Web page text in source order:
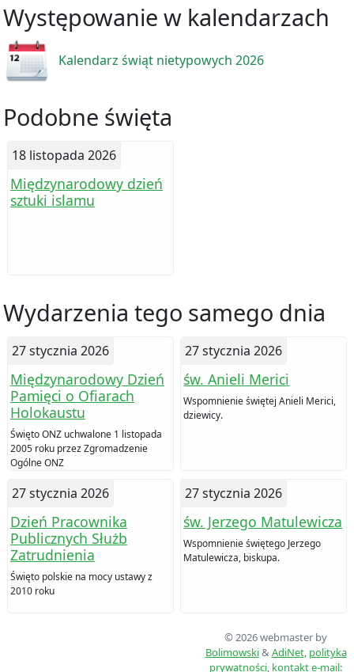
Występowanie w kalendarzach
Kalendarz świąt nietypowych 2026
Podobne święta
18 listopada 2026
Międzynarodowy dzień
sztuki islamu
Wydarzenia tego samego dnia
27 stycznia 2026
Międzynarodowy Dzień
Pamięci o Ofiarach
Holokaustu
Święto ONZ uchwalone 1 listopada
2005 roku przez Zgromadzenie
Ogólne ONZ
27 stycznia 2026
św. Anieli Merici
Wspomnienie świętej Anieli Merici,
dziewicy.
27 stycznia 2026
Dzień Pracownika
Publicznych Służb
Zatrudnienia
Święto polskie na mocy ustawy z
2010 roku
27 stycznia 2026
św. Jerzego Matulewicza
Wspomnienie świętego Jerzego
Matulewicza, biskupa.
© 2026 webmaster by
Bolimowski& AdiNet, polityka
prywatności, kontakte-mail: